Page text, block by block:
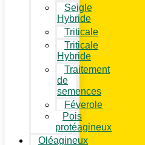
Seigle
Hybride
Triticale
Triticale
Hybride
Traitement
de
semences
Féverole
Pois
protéagineux
Oléagineux